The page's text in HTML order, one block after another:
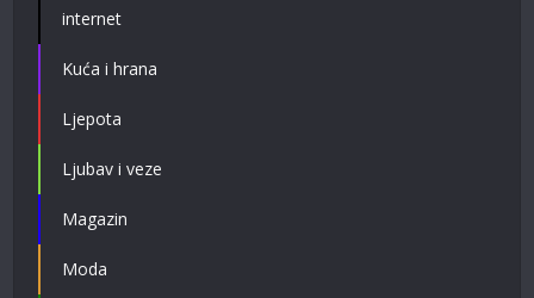
internet
Kuća i hrana
Ljepota
Ljubav i veze
Magazin
Moda